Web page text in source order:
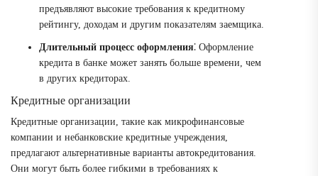
предъявляют высокие требования к кредитному
рейтингу, доходам и другим показателям заемщика.
Длительный процесс оформления⁚ Оформление
кредита в банке может занять больше времени, чем
в других кредиторах.
Кредитные организации
Кредитные организации, такие как микрофинансовые
компании и небанковские кредитные учреждения,
предлагают альтернативные варианты автокредитования.
Они могут быть более гибкими в требованиях к